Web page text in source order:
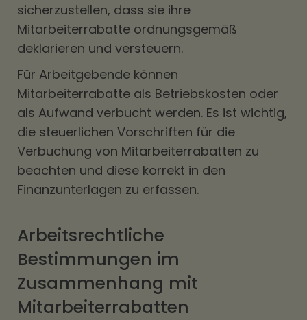
sicherzustellen, dass sie ihre
Mitarbeiterrabatte ordnungsgemäß
deklarieren und versteuern.
Für Arbeitgebende können
Mitarbeiterrabatte als Betriebskosten oder
als Aufwand verbucht werden. Es ist wichtig,
die steuerlichen Vorschriften für die
Verbuchung von Mitarbeiterrabatten zu
beachten und diese korrekt in den
Finanzunterlagen zu erfassen.
Arbeitsrechtliche
Bestimmungen im
Zusammenhang mit
Mitarbeiterrabatten